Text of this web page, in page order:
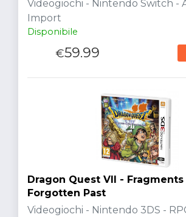
Videogiochi - Nintendo Switch -
Import
Disponibile
€59.99
Dragon Quest VII -
Forgotten Past
Videogiochi - Nintendo 3DS -